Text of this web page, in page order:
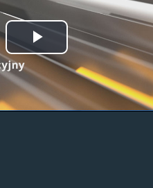
Odtwórz
wideo